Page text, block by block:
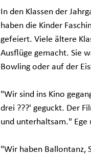
In den Klassen der
haben die Kinder
gefeiert. Viele ältere
Ausflüge gemacht. Sie
Bowling oder auf der
"Wir sind ins Kino
drei ???' geguckt. Der
und unterhaltsam." Ege
"Wir haben Ballontanz,